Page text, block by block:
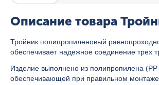
Описание товара
Тройник полипропиленовый
обеспечивает надежное соединение трех
Изделие выполнено из полипропилена
обеспечивающей при правильном монтаже